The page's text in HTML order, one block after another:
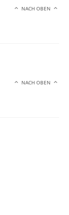
NACH OBEN
NACH OBEN